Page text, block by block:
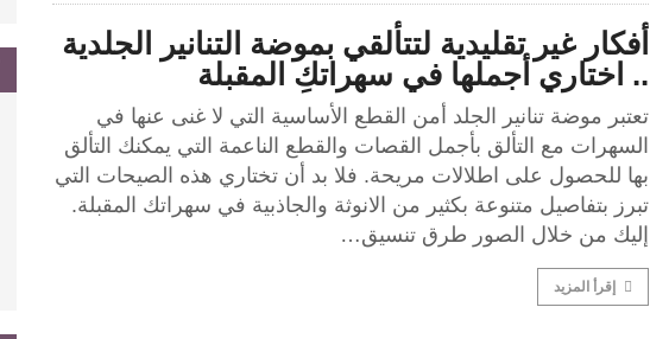
أفكار غير تقليدية لتتألقي بموضة التنانير الجلدية
.. اختاري أجملها في سهراتكِ المقبلة
تعتبر موضة تنانير الجلد أمن القطع الأساسية التي لا غنى عنها في
السهرات مع التألق بأجمل القصات والقطع الناعمة التي يمكنك التألق
بها للحصول على اطلالات مريحة. فلا بد أن تختاري هذه الصيحات التي
تبرز بتفاصيل متنوعة بكثير من الانوثة والجاذبية في سهراتك المقبلة.
إليك من خلال الصور طرق تنسيق…
إقرأ المزيد